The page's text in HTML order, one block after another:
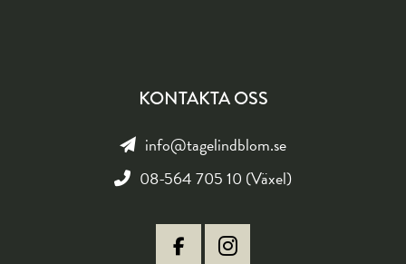
KONTAKTA OSS
info@tagelindblom.se
08-564 705 10 (Växel)